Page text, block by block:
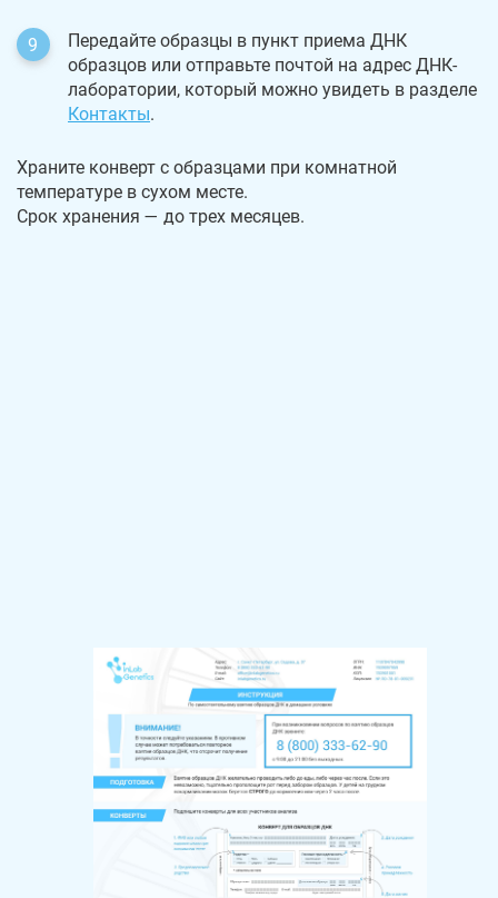
Передайте образцы в пункт приема ДНК
образцов или отправьте почтой на адрес ДНК-
лаборатории, который можно увидеть в разделе
Контакты.
Храните конверт с образцами при комнатной
температуре в сухом месте.
Срок хранения — до трех месяцев.